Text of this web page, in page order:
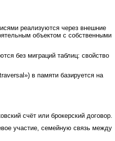
реализуются через внешние
объектом с собственными
без миграций таблиц: свойство
в памяти базируется на
счёт или брокерский договор.
участие, семейную связь между